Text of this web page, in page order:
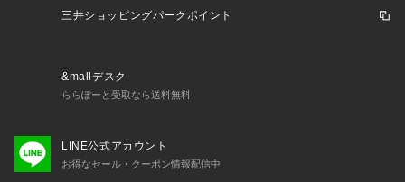
三井ショッピングパークポイント
&mallデスク
ららぽーと受取なら送料無料
LINE公式アカウント
お得なセール・クーポン情報配信中